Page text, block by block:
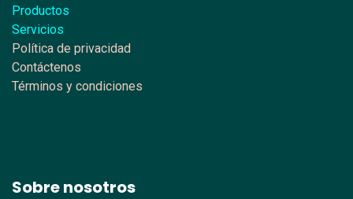
Productos
Servicios
Política de privacidad
Contáctenos
Términos y condiciones
Sobre nosotros